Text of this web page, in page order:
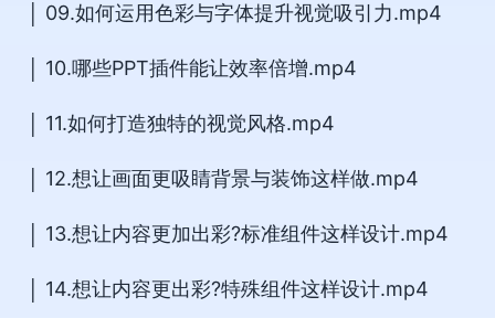
│ 09.如何运用色彩与字体提升视觉吸引力.mp4
│ 10.哪些PPT插件能让效率倍增.mp4
│ 11.如何打造独特的视觉风格.mp4
│ 12.想让画面更吸睛背景与装饰这样做.mp4
│ 13.想让内容更加出彩?标准组件这样设计.mp4
│ 14.想让内容更出彩?特殊组件这样设计.mp4